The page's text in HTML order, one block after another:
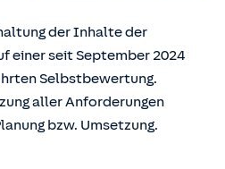
der Inhalte der
einer seit September 2024
Selbstbewertung.
aller Anforderungen
bzw. Umsetzung.